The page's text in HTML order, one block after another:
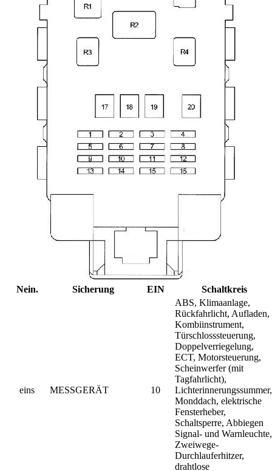
Nein. Sicherung EIN Schaltkreis
eins MESSGERÄT 10
ABS, Klimaanlage,
Rückfahrlicht, Aufladen,
Kombiinstrument,
Türschlosssteuerung,
Doppelverriegelung,
ECT, Motorsteuerung,
Scheinwerfer (mit
Tagfahrlicht),
Lichterinnerungssummer,
Monddach, elektrische
Fensterheber,
Schaltsperre, Abbiegen
Signal- und Warnleuchte,
Zweiwege-
Durchlauferhitzer,
drahtlose